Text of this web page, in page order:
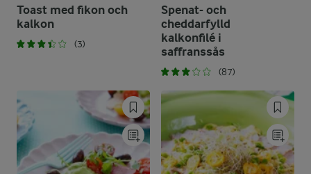
Toast med fikon och
kalkon
(3)
Spenat- och
cheddarfylld
kalkonfilé i
saffranssås
(87)